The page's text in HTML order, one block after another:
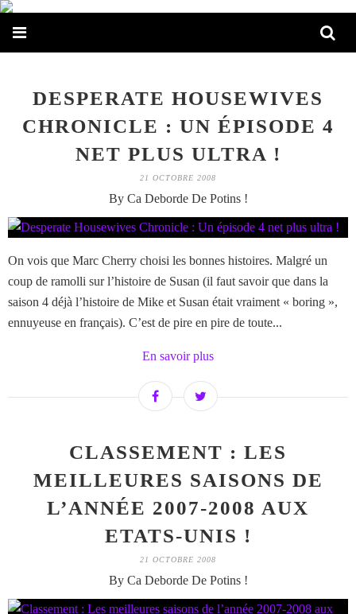
DESPERATE HOUSEWIVES
CHRONICLE : UN ÉPISODE 4
NET PLUS ULTRA !
21 OCTOBRE 2008
By Ca Deborde De Potins !
On vois que Marc Cherry choisi les bonnes histoires. Malgré un
coup de ramolli sur l’histoire de Susan (il faut savoir que dans la
saison 4 déjà l’histoire de Mike et Susan était vraiment « boring »,
ennuyeuse en français). C’est de pire en pire de toute...
En savoir plus
CLASSEMENT : LES
MEILLEURES SAISONS DE
L’ANNÉE 2007-2008 AUX
ETATS-UNIS !
21 OCTOBRE 2008
By Ca Deborde De Potins !